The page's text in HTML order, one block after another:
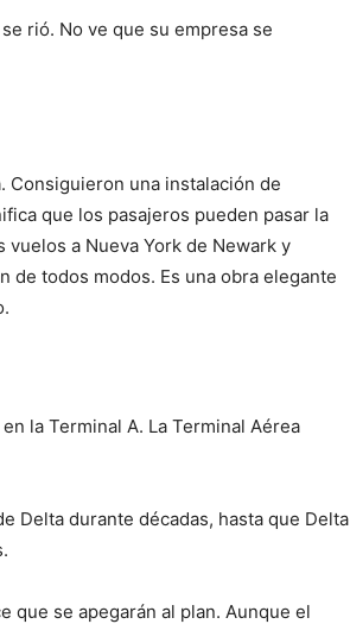
rió. No ve que su empresa se
Consiguieron una instalación de
que los pasajeros pueden pasar la
a Nueva York de Newark y
de todos modos. Es una obra elegante
la Terminal A. La Terminal Aérea
Delta durante décadas, hasta que Delta
que se apegarán al plan. Aunque el